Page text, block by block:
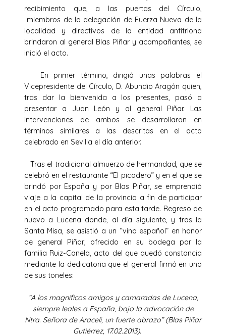
recibimiento que, a las puertas del Círculo,
miembros de la delegación de Fuerza Nueva de la
localidad y directivos de la entidad anfitriona
brindaron al general Blas Piñar y acompañantes, se
inició el acto.
En primer término, dirigió unas palabras el
Vicepresidente del Círculo, D. Abundio Aragón quien,
tras dar la bienvenida a los presentes, pasó a
presentar a Juan León y al general Piñar. Las
intervenciones de ambos se desarrollaron en
términos similares a las descritas en el acto
celebrado en Sevilla el día anterior.
Tras el tradicional almuerzo de hermandad, que se
celebró en el restaurante “El picadero” y en el que se
brindó por España y por Blas Piñar, se emprendió
viaje a la capital de la provincia a fin de participar
en el acto programado para esta tarde. Regreso de
nuevo a Lucena donde, al día siguiente, y tras la
Santa Misa, se asistió a un “vino español” en honor
de general Piñar, ofrecido en su bodega por la
familia Ruiz-Canela, acto del que quedó constancia
mediante la dedicatoria que el general firmó en uno
de sus toneles:
“A los magníficos amigos y camaradas de Lucena,
siempre leales a España, bajo la advocación de
Ntra. Señora de Araceli, un fuerte abrazo” (Blas Piñar
Gutiérrez, 17.02.2013).